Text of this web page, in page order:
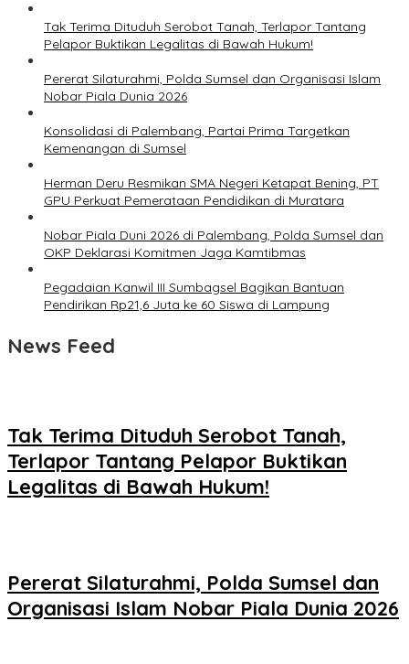
Tak Terima Dituduh Serobot Tanah, Terlapor Tantang
Pelapor Buktikan Legalitas di Bawah Hukum!
Pererat Silaturahmi, Polda Sumsel dan Organisasi Islam
Nobar Piala Dunia 2026
Konsolidasi di Palembang, Partai Prima Targetkan
Kemenangan di Sumsel
Herman Deru Resmikan SMA Negeri Ketapat Bening, PT
GPU Perkuat Pemerataan Pendidikan di Muratara
Nobar Piala Duni 2026 di Palembang, Polda Sumsel dan
OKP Deklarasi Komitmen Jaga Kamtibmas
Pegadaian Kanwil III Sumbagsel Bagikan Bantuan
Pendirikan Rp21,6 Juta ke 60 Siswa di Lampung
News Feed
Tak Terima Dituduh Serobot Tanah,
Terlapor Tantang Pelapor Buktikan
Legalitas di Bawah Hukum!
Pererat Silaturahmi, Polda Sumsel dan
Organisasi Islam Nobar Piala Dunia 2026